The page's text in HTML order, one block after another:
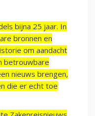
bijna 25 jaar. In
bronnen en
om aandacht
betrouwbare
nieuws brengen,
die er echt toe